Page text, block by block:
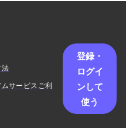
法
サービスご利
登録・
ログイ
ンして
使う